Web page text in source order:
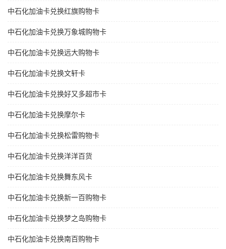
中石化加油卡兑换红旗购物卡
中石化加油卡兑换万象城购物卡
中石化加油卡兑换远大购物卡
中石化加油卡兑换文轩卡
中石化加油卡兑换好又多超市卡
中石化加油卡兑换摩尔卡
中石化加油卡兑换松雷购物卡
中石化加油卡兑换洋洋百货
中石化加油卡兑换舞东风卡
中石化加油卡兑换新一百购物卡
中石化加油卡兑换梦之岛购物卡
中石化加油卡兑换南百购物卡